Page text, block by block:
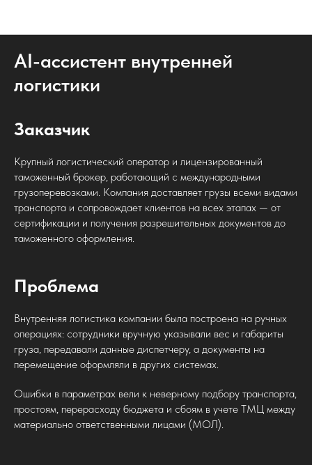
AI-ассистент внутренней
логистики
Заказчик
Крупный логистический оператор и лицензированный
таможенный брокер, работающий с международными
грузоперевозками. Компания доставляет грузы всеми видами
транспорта и сопровождает клиентов на всех этапах — от
сертификации и получения разрешительных документов до
таможенного оформления.
Проблема
Внутренняя логистика компании была построена на ручных
операциях: сотрудники вручную указывали вес и габариты
груза, передавали данные диспетчеру, а документы на
перемещение оформляли в других системах.
Ошибки в параметрах вели к неверному подбору транспорта,
простоям, перерасходу бюджета и сбоям в учете ТМЦ между
материально ответственными лицами (МОЛ).